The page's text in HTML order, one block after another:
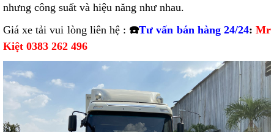
nhưng công suất và hiệu năng như nhau.
Giá xe tải vui lòng liên hệ : ☎️Tư vấn bán hàng 24/24:Mr
Kiệt 0383 262 496